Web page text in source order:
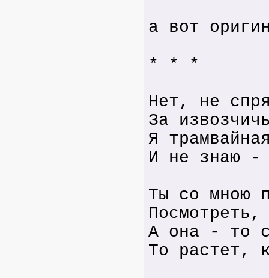
а вот
* * *
Нет, не
За
Я
И не знаю -
Ты со мною
А она - то
То растет,